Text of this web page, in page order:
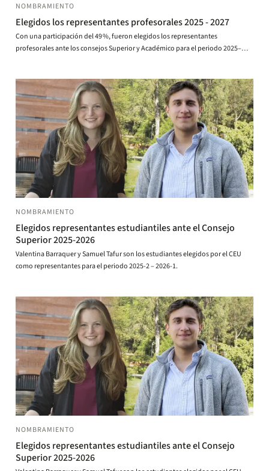
NOMBRAMIENTO
Elegidos los representantes profesorales 2025 - 2027
Con una participación del 49 %, fueron elegidos los representantes
profesorales ante los consejos Superior y Académico para el periodo 2025–
NOMBRAMIENTO
Elegidos representantes estudiantiles ante el Consejo
Superior 2025-2026
Valentina Barraquer y Samuel Tafur son los estudiantes elegidos por el CEU
como representantes para el periodo 2025-2 – 2026-1.
NOMBRAMIENTO
Elegidos representantes estudiantiles ante el Consejo
Superior 2025-2026